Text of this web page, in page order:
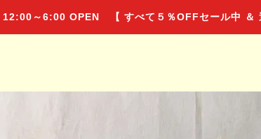
～6:00 OPEN 【 すべて５％OFFセール中 ＆